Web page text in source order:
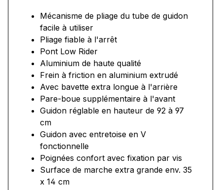
Mécanisme de pliage du tube de guidon
facile à utiliser
Pliage fiable à l'arrêt
Pont Low Rider
Aluminium de haute qualité
Frein à friction en aluminium extrudé
Avec bavette extra longue à l'arrière
Pare-boue supplémentaire à l'avant
Guidon réglable en hauteur de 92 à 97
cm
Guidon avec entretoise en V
fonctionnelle
Poignées confort avec fixation par vis
Surface de marche extra grande env. 35
x 14 cm